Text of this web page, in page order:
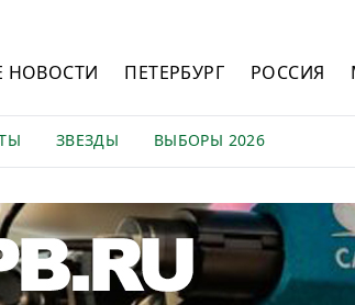
НОВОСТИ ПЕТЕРБУРГ РОССИЯ
ЗВЕЗДЫ ВЫБОРЫ 2026